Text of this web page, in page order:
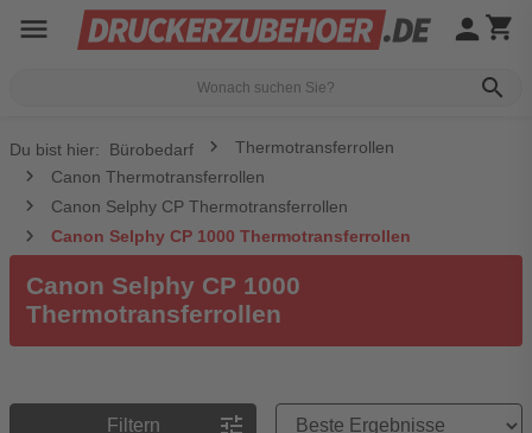
menu
search
person shopping_cart
Du bist hier: Bürobedarf
Thermotransferrollen
Canon Thermotransferrollen
Canon Selphy CP Thermotransferrollen
Canon Selphy CP 1000 Thermotransferrollen
Canon Selphy CP 1000
Thermotransferrollen
Filtern tune
Preisreihenfolge